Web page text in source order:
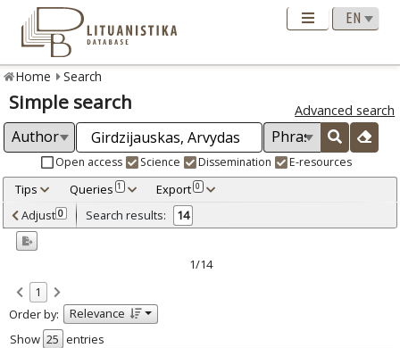
Home Search
Simple search Advanced search
Open access Science Dissemination E-resources
Tips Queries 1 Export 0
Adjusted by criteria 0
Year
Refine
Open access
Scientific publications 12
Dissemination publications
Adjust 0 Search results: 14
1/14
1
Order by:
Relevance
Show
entries